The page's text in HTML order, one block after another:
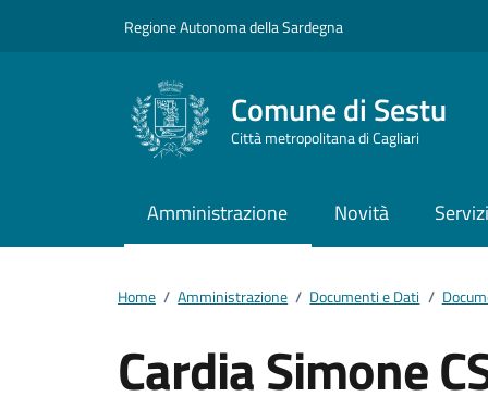
Regione Autonoma della Sardegna
Comune di Sestu
Città metropolitana di Cagliari
Amministrazione Novità
Home / Amministrazione / Documenti e Dati /
Cardia Simone